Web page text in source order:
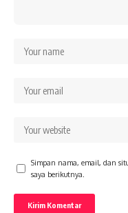
Simpan nama, email, dan
saya berikutnya.